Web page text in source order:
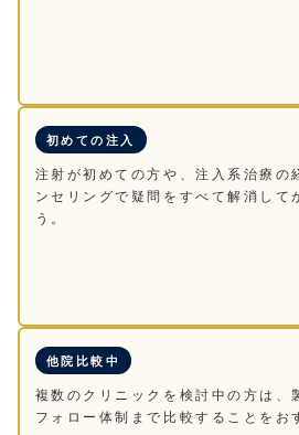
初めての注入
注射が初めての方や、注入系治療の
ンセリングで疑問をすべて解消して
う。
他院比較中
複数のクリニックを検討中の方は、
フォロー体制まで比較することをお